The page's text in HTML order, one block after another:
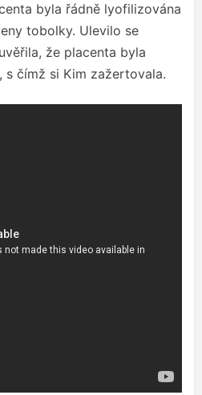
byla řádně lyofilizována
tobolky. Ulevilo se
že placenta byla
s čímž si Kim zažertovala.